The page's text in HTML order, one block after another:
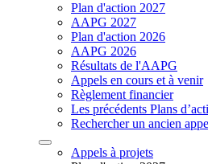
Plan d'action 2027
AAPG 2027
Plan d'action 2026
AAPG 2026
Résultats de l'AAPG
Appels en cours et à venir
Règlement financier
Les précédents Plans
Rechercher un ancien
Appels à projets